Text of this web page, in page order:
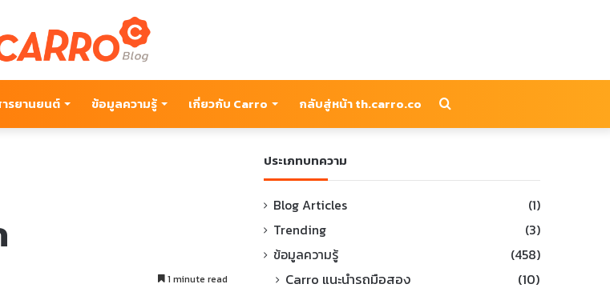
รยานยนต์ ข้อมูลความรู้ เกี่ยวกับ Carro กลับสู่หน้า th.carro.co Search
1 minute read
ประเภทบทความ
Blog Articles
(1)
Trending
(3)
ข้อมูลความรู้
(458)
Carro แนะนำรถมือสอง
(10)